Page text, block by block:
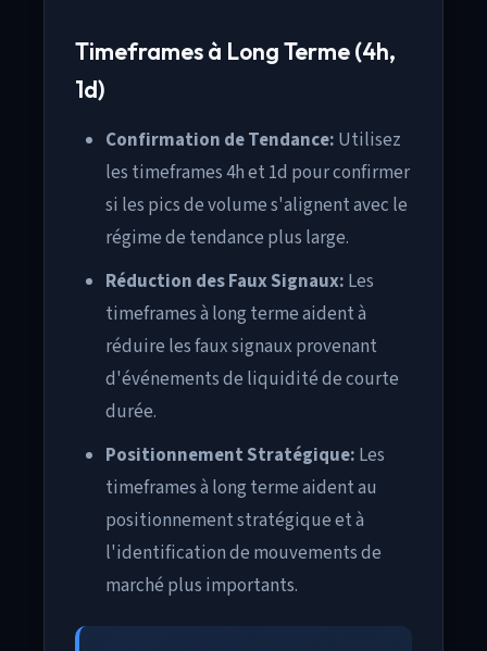
Timeframes à Long Terme (4h,
1d)
Confirmation de Tendance: Utilisez
les timeframes 4h et 1d pour confirmer
si les pics de volume s'alignent avec le
régime de tendance plus large.
Réduction des Faux Signaux: Les
timeframes à long terme aident à
réduire les faux signaux provenant
d'événements de liquidité de courte
durée.
Positionnement Stratégique: Les
timeframes à long terme aident au
positionnement stratégique et à
l'identification de mouvements de
marché plus importants.